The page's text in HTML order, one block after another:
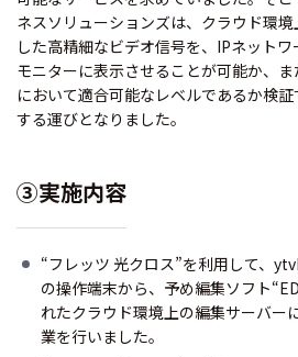
ネスソリューションズは、クラウド環
した高精細なビデオ信号を、IPネット
モニターに表示させることが可能か、
において適合可能なレベルであるか検
する運びとなりました。
③実施内容
“フレッツ 光クロス”を利用して、
の操作端末から、予め編集ソフト
れたクラウド環境上の編集サーバー
業を行いました。